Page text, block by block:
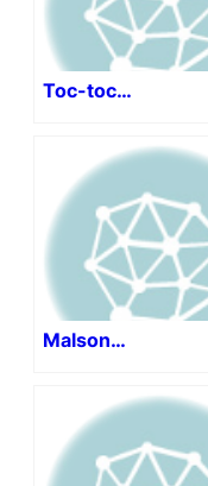
Toc-toc…
Malson…